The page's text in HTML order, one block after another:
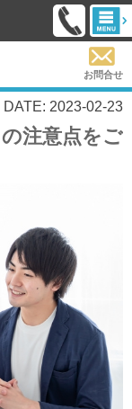
お問合せ
DATE: 2023-02-23
注意点をご